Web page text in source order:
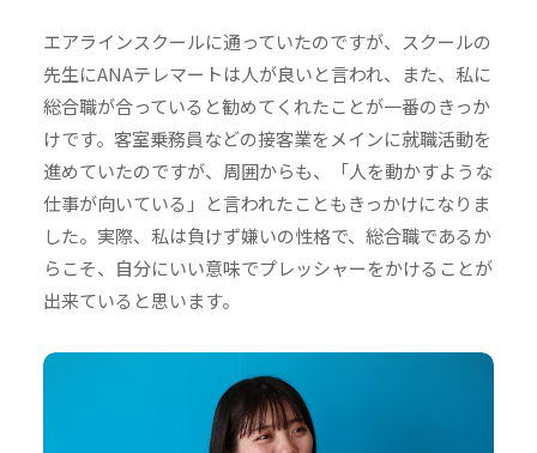
エアラインスクールに通っていたのですが、スクールの
先生にANAテレマートは人が良いと言われ、また、私に
総合職が合っていると勧めてくれたことが一番のきっか
けです。客室乗務員などの接客業をメインに就職活動を
進めていたのですが、周囲からも、「人を動かすような
仕事が向いている」と言われたこともきっかけになりま
した。実際、私は負けず嫌いの性格で、総合職であるか
らこそ、自分にいい意味でプレッシャーをかけることが
出来ていると思います。